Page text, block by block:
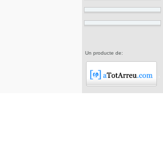
Un producte de: